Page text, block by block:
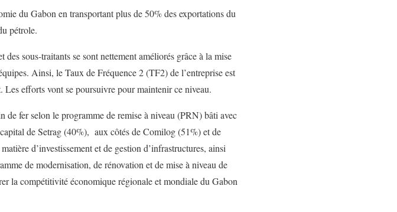
du Gabon en transportant plus de 50% des exportations du
pétrole.
sous-traitants se sont nettement améliorés grâce à la mise
Ainsi, le Taux de Fréquence 2 (TF2) de l’entreprise est
Les efforts vont se poursuivre pour maintenir ce niveau.
fer selon le programme de remise à niveau (PRN) bâti avec
de Setrag (40%), aux côtés de Comilog (51%) et de
d’investissement et de gestion d’infrastructures, ainsi
de modernisation, de rénovation et de mise à niveau de
la compétitivité économique régionale et mondiale du Gabon